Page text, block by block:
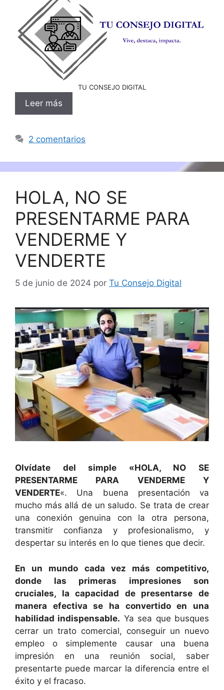
TU CONSEJO DIGITAL
Leer más
2 comentarios
HOLA, NO SE
PRESENTARME PARA
VENDERME Y
VENDERTE
5 de junio de 2024 por Tu Consejo Digital
Olvídate del simple «HOLA, NO SE
PRESENTARME PARA VENDERME Y
VENDERTE«. Una buena presentación va
mucho más allá de un saludo. Se trata de crear
una conexión genuina con la otra persona,
transmitir confianza y profesionalismo, y
despertar su interés en lo que tienes que decir.
En un mundo cada vez más competitivo,
donde las primeras impresiones son
cruciales, la capacidad de presentarse de
manera efectiva se ha convertido en una
habilidad indispensable. Ya sea que busques
cerrar un trato comercial, conseguir un nuevo
empleo o simplemente causar una buena
impresión en una reunión social, saber
presentarte puede marcar la diferencia entre el
éxito y el fracaso.